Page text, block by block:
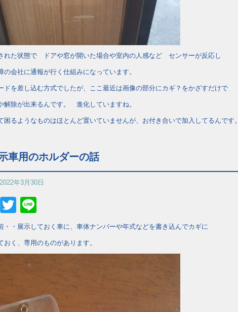
れた状態で ドアや窓が開いた場合や室内の人感など センサーが反応し
の会社に通報が行く仕組みになっています。
ドを差し込む方式でしたが、ここ最近は画像の部分にカギ？をかざすだけで
解除が出来るんです。 進化していますね。
困るようなものはほとんど置いていませんが、お付き合いで加入してるんです。
車用のホルダーの話
2022年3月30日
Facebook
Twitter
・・展示しておく車に、車体ナンバーや年式などを書き込んでカギに
おく、専用のものがあります。